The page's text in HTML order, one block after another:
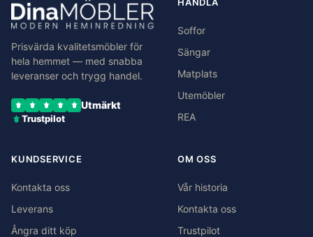
Prisvärda kvalitetsmöbler för
hela hemmet — med snabba
leveranser och trygg handel.
Utmärkt
Trustpilot
Soffor
Sängar
Matplats
Utemöbler
REA
KUNDSERVICE
Kontakta oss
Leverans
Ångra ditt köp
OM OSS
Vår historia
Kontakta oss
Trustpilot